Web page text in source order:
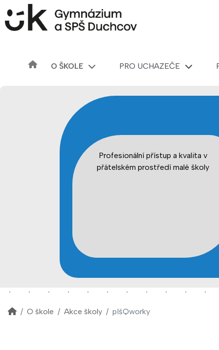
O ŠKOLE PRO UCHAZEČE
Profesionální přístup a kvalita v
přátelském prostředí malé školy
O škole Akce školy pIšQworky